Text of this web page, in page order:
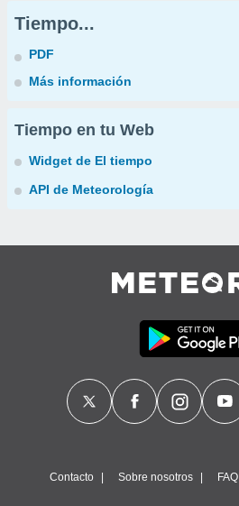
Tiempo...
PDF
Más información
Tiempo en tu Web
Widget de El tiempo
API de Meteorología
Contacto Sobre nosotros FAQ